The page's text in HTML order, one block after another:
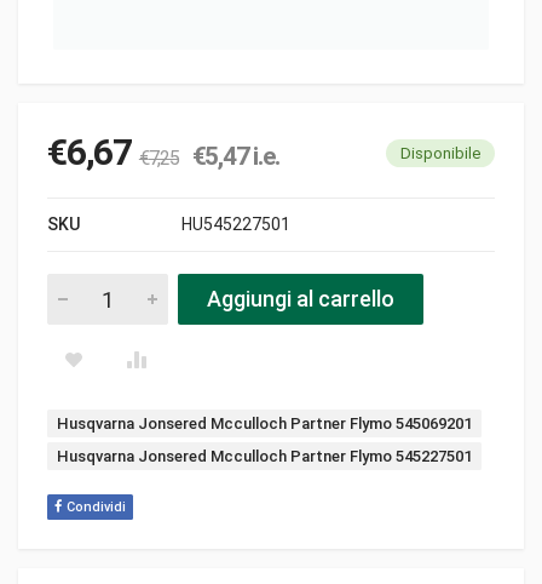
€6,67 €7,25 €5,47i.e. Disponibile
SKU HU545227501
Aggiungi al carrello
Tags:
Husqvarna Jonsered Mcculloch Partner Flymo 545069201
Husqvarna Jonsered Mcculloch Partner Flymo 545227501
Condividi